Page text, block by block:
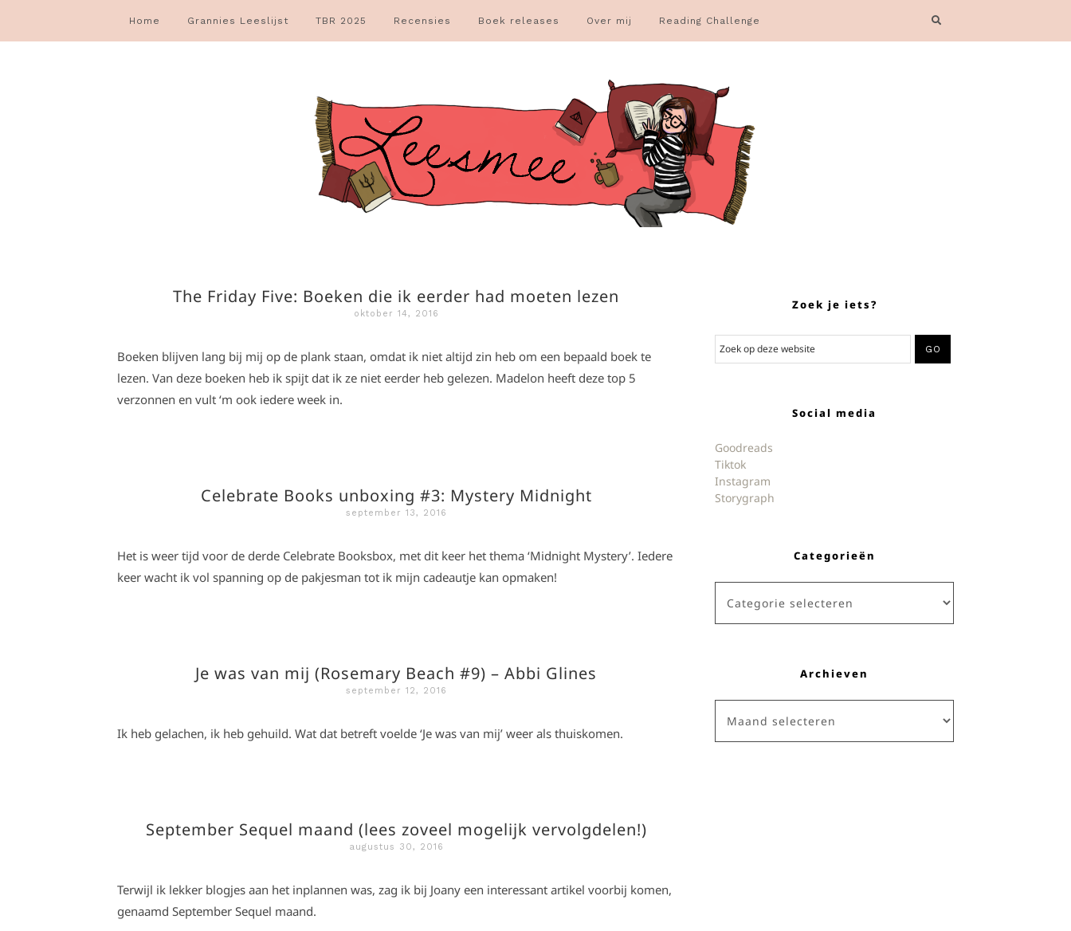
Home Grannies Leeslijst TBR 2025 Recensies Boek releases Over mij Reading Challenge
The Friday Five: Boeken die ik eerder had moeten lezen
oktober 14, 2016
Boeken blijven lang bij mij op de plank staan, omdat ik niet altijd zin heb om een bepaald boek te
lezen. Van deze boeken heb ik spijt dat ik ze niet eerder heb gelezen. Madelon heeft deze top 5
verzonnen en vult ‘m ook iedere week in.
Celebrate Books unboxing #3: Mystery Midnight
september 13, 2016
Het is weer tijd voor de derde Celebrate Booksbox, met dit keer het thema ‘Midnight Mystery’. Iedere
keer wacht ik vol spanning op de pakjesman tot ik mijn cadeautje kan opmaken!
Je was van mij (Rosemary Beach #9) – Abbi Glines
september 12, 2016
Ik heb gelachen, ik heb gehuild. Wat dat betreft voelde ‘Je was van mij’ weer als thuiskomen.
September Sequel maand (lees zoveel mogelijk vervolgdelen!)
augustus 30, 2016
Terwijl ik lekker blogjes aan het inplannen was, zag ik bij Joany een interessant artikel voorbij komen,
genaamd September Sequel maand.
Zoek je iets?
Social media
Goodreads
Tiktok
Instagram
Storygraph
Categorieën
Archieven